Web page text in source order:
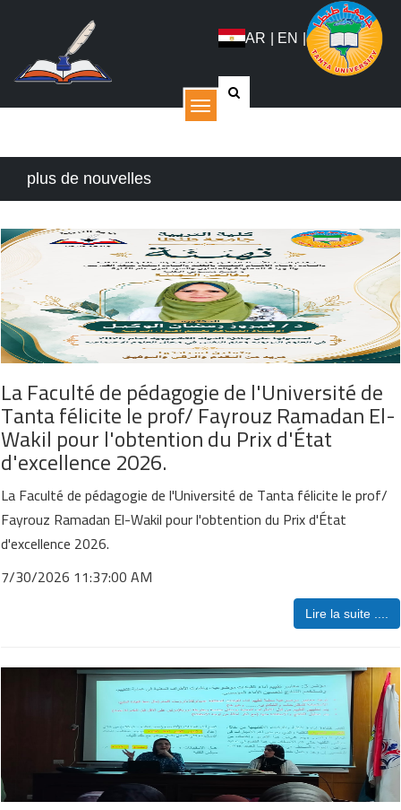
AR EN |
القائمة
plus de nouvelles
La Faculté de pédagogie de l'Université de
Tanta félicite le prof/ Fayrouz Ramadan El-
Wakil pour l'obtention du Prix d'État
d'excellence 2026.
La Faculté de pédagogie de l'Université de Tanta félicite le prof/
Fayrouz Ramadan El-Wakil pour l'obtention du Prix d'État
d'excellence 2026.
7/30/2026 11:37:00 AM
Lire la suite ....